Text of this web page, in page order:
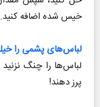
خیس شده اضافه کنید.
لباس‌های پشمی را
لباس‌ها را چنگ
پرز دهند!